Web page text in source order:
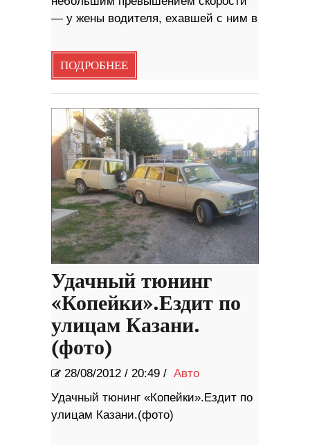
— у жены водителя, ехавшей с ним в
ПОДРОБНЕЕ
Удачный тюнинг
«Копейки».Ездит по
улицам Казани.
(фото)
28/08/2012 / 20:49 / Авто
Удачный тюнинг «Копейки».Ездит по
улицам Казани.(фото)